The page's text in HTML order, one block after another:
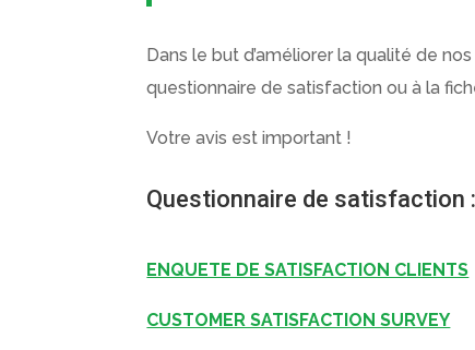
Dans le but d’améliorer la qualité de
questionnaire de satisfaction ou à la
Votre avis est important !
Questionnaire de satisfaction :
ENQUETE DE SATISFACTION CLIENTS
CUSTOMER SATISFACTION SURVEY